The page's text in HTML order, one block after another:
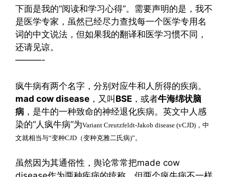
下面是我的“阅读和学习心得”。需要声明的是，我不
是医学专家，虽然已经尽力查找每一个医学专用名
词的中文说法，但如果我的翻译和医学习惯不同，
还请见谅。
———-
疯牛病有两个名字，分别对应牛和人所得的疾病。
mad cow disease ，又叫 BSE ，或者牛海绵状脑
病 ，是牛的一种致命的神经退化疾病。英文中人感
染的“人疯牛病”为Variant Creutzfeldt-Jakob disease (vCJD)， 中
文就相当与“变种CJD（变种克雅二氏病)”。
虽然因为其通俗性，舆论常常把made cow